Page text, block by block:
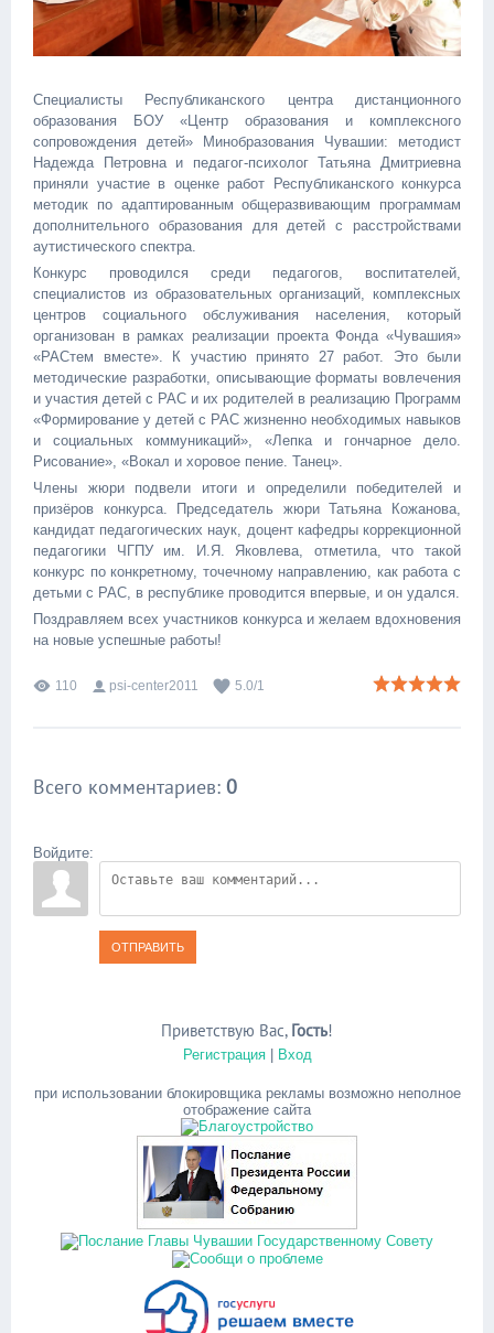
Специалисты Республиканского центра дистанционного
образования БОУ «Центр образования и комплексного
сопровождения детей» Минобразования Чувашии: методист
Надежда Петровна и педагог-психолог Татьяна Дмитриевна
приняли участие в оценке работ Республиканского конкурса
методик по адаптированным общеразвивающим программам
дополнительного образования для детей с расстройствами
аутистического спектра.
Конкурс проводился среди педагогов, воспитателей,
специалистов из образовательных организаций, комплексных
центров социального обслуживания населения, который
организован в рамках реализации проекта Фонда «Чувашия»
«РАСтем вместе». К участию принято 27 работ. Это были
методические разработки, описывающие форматы вовлечения
и участия детей с РАС и их родителей в реализацию Программ
«Формирование у детей с РАС жизненно необходимых навыков
и социальных коммуникаций», «Лепка и гончарное дело.
Рисование», «Вокал и хоровое пение. Танец».
Члены жюри подвели итоги и определили победителей и
призёров конкурса. Председатель жюри Татьяна Кожанова,
кандидат педагогических наук, доцент кафедры коррекционной
педагогики ЧГПУ им. И.Я. Яковлева, отметила, что такой
конкурс по конкретному, точечному направлению, как работа с
детьми с РАС, в республике проводится впервые, и он удался.
Поздравляем всех участников конкурса и желаем вдохновения
на новые успешные работы!
110 psi-center2011 5.0/1
Всего комментариев: 0
Войдите:
ОТПРАВИТЬ
Приветствую Вас, Гость!
Регистрация| Вход
при использовании блокировщика рекламы возможно неполное
отображение сайта